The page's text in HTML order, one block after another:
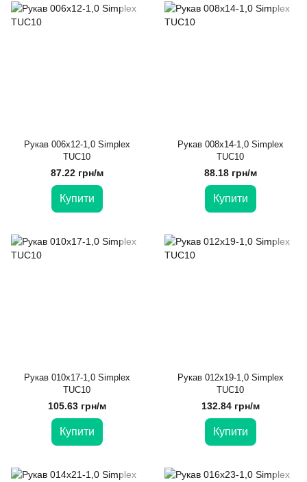
Рукав 006х12-1,0 Simplex
TUC10
87.22 грн/м
Купити
Рукав 008х14-1,0 Simplex
TUC10
88.18 грн/м
Купити
Рукав 010х17-1,0 Simplex
TUC10
105.63 грн/м
Купити
Рукав 012х19-1,0 Simplex
TUC10
132.84 грн/м
Купити